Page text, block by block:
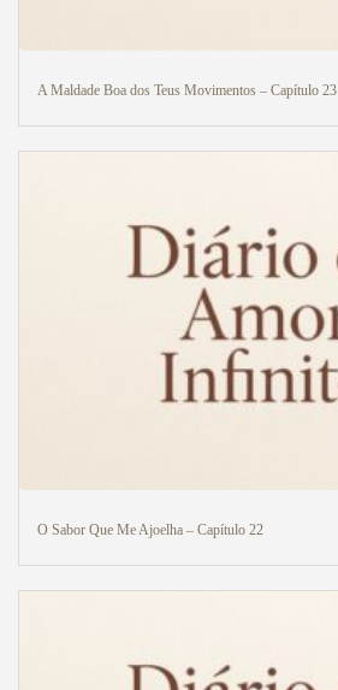
A Maldade Boa dos Teus Movimentos – Capítulo 23
O Sabor Que Me Ajoelha – Capítulo 22